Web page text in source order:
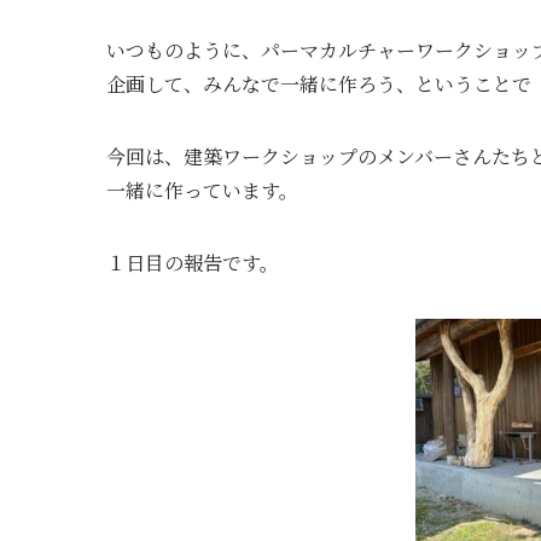
いつものように、パーマカルチャーワークショッ
企画して、みんなで一緒に作ろう、ということで
今回は、建築ワークショップのメンバーさんたち
一緒に作っています。
１日目の報告です。